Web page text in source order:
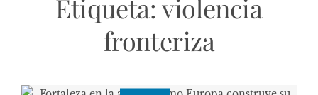
Etiqueta:violencia
fronteriza